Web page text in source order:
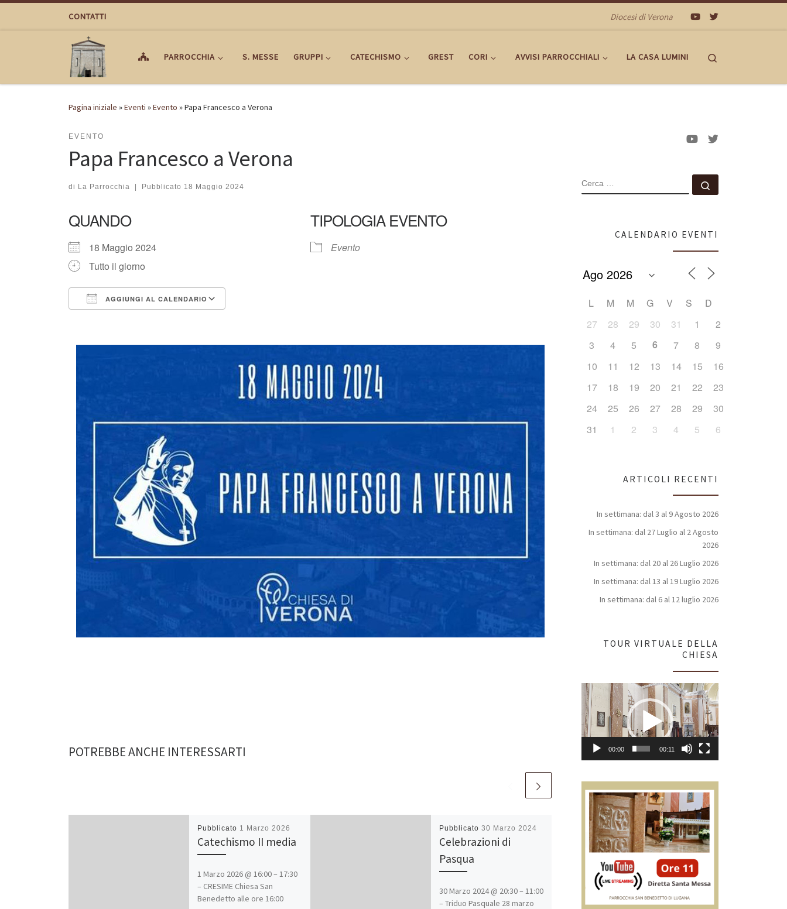
Passa al contenutoCONTATTI Diocesi di Verona
PARROCCHIA S. MESSE GRUPPI CATECHISMO GREST CORI AVVISI PARROCCHIALI LA CASA LUMINI
Pagina iniziale »Eventi »Evento »Papa Francesco a Verona
EVENTO
Papa Francesco a Verona
di La Parrocchia Pubblicato 18 Maggio 2024
QUANDO
18 Maggio 2024
Tutto il giorno
AGGIUNGI AL CALENDARIO
Outlook Live
TIPOLOGIA EVENTO
Evento
POTREBBE ANCHE INTERESSARTI
Pubblicato 1 Marzo 2026
Catechismo II media
1 Marzo 2026 @ 16:00 – 17:30
– CRESIME Chiesa San
Benedetto alle ore 16:00
Pubblicato 30 Marzo 2024
Celebrazioni di
Pasqua
30 Marzo 2024 @ 20:30 – 11:00
– Triduo Pasquale 28 marzo
Pubblicato
2025
Catechismo I media
21 Dicembre 2025 @ 9:30 –
12:00 – Incontro ragazzi I
CERCA
CALENDARIO EVENTI
L M M G V S
D
27
28 29 30 31 1
2
3
4 5 6 7 8
9
10
11 12 13 14 15
16
17
18 19 20 21 22
23
24
25 26 27 28 29
30
31
1 2 3 4 5 6
ARTICOLI RECENTI
In settimana: dal 3 al 9 Agosto 2026
In settimana: dal 27 Luglio al 2 Agosto
2026
In settimana: dal 20 al 26 Luglio 2026
In settimana: dal 13 al 19 Luglio 2026
In settimana: dal 6 al 12 luglio 2026
TOUR VIRTUALE DELLA
CHIESA
Video
Player
00:00 00:11